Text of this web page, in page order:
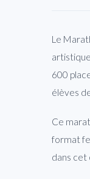
Le
600
élèves
Ce
format
dans cet